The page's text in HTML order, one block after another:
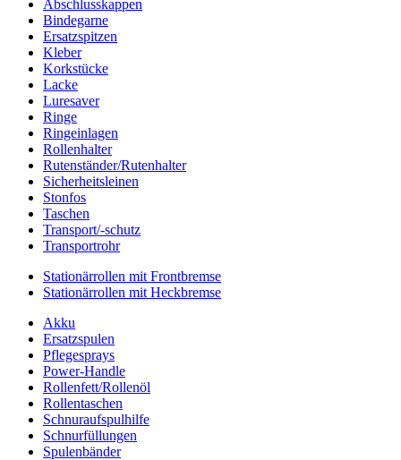
Abschlusskappen
Bindegarne
Ersatzspitzen
Kleber
Korkstücke
Lacke
Luresaver
Ringe
Ringeinlagen
Rollenhalter
Rutenständer/Rutenhalter
Sicherheitsleinen
Stonfos
Taschen
Transport/-schutz
Transportrohr
Stationärrollen mit Frontbremse
Stationärrollen mit Heckbremse
Akku
Ersatzspulen
Pflegesprays
Power-Handle
Rollenfett/Rollenöl
Rollentaschen
Schnuraufspulhilfe
Schnurfüllungen
Spulenbänder